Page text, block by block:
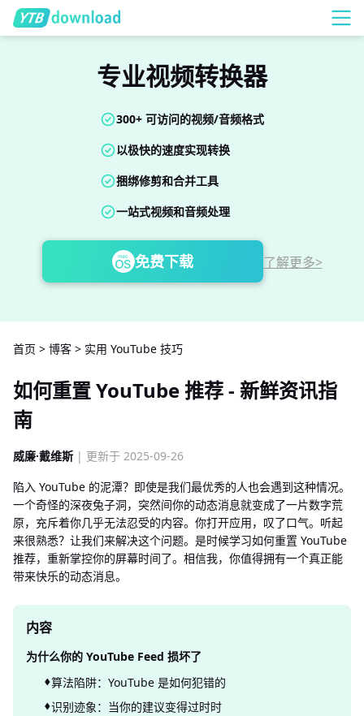
专业视频转换器
300+ 可访问的视频/音频格式
以极快的速度实现转换
捆绑修剪和合并工具
一站式视频和音频处理
免费下载 了解更多>
首页 > 博客 > 实用 YouTube 技巧
如何重置 YouTube 推荐 - 新鲜资讯指
南
威廉·戴维斯 | 更新于 2025-09-26
陷入 YouTube 的泥潭？即使是我们最优秀的人也会遇到这种情况。
一个奇怪的深夜兔子洞，突然间你的动态消息就变成了一片数字荒
原，充斥着你几乎无法忍受的内容。你打开应用，叹了口气。听起
来很熟悉？让我们来解决这个问题。是时候学习如何重置 YouTube
推荐，重新掌控你的屏幕时间了。相信我，你值得拥有一个真正能
带来快乐的动态消息。
内容
为什么你的 YouTube Feed 损坏了
算法陷阱：YouTube 是如何犯错的
识别迹象：当你的建议变得过时时